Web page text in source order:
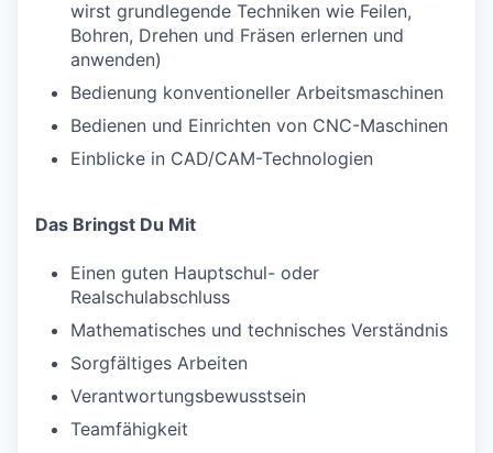
wirst grundlegende Techniken wie Feilen,
Bohren, Drehen und Fräsen erlernen und
anwenden)
Bedienung konventioneller Arbeitsmaschinen
Bedienen und Einrichten von CNC-Maschinen
Einblicke in CAD/CAM-Technologien
Das Bringst Du Mit
Einen guten Hauptschul- oder
Realschulabschluss
Mathematisches und technisches Verständnis
Sorgfältiges Arbeiten
Verantwortungsbewusstsein
Teamfähigkeit